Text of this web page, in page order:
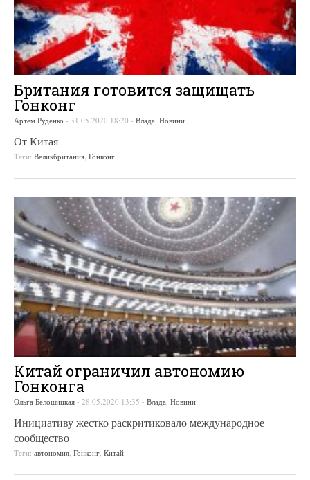
Британия готовится защищать
Гонконг
Артем Руденко - 31.05.2020 18:20 - Влада, Новини
От Китая
Теги: Великбритания, Гонконг
Китай ограничил автономию
Гонконга
Ольга Белошицкая - 28.05.2020 13:35 - Влада Новини
Инициативу жестко раскритиковало международное
сообщество
Теги: автономия Гонконг Китай